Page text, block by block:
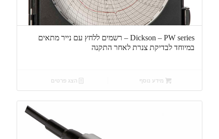
Dickson – PW series – רשמים ללחץ עם נייר מתאים
במיוחד לבדיקת צנרת לאחר התקנה
מידע נוסף הצג פרטים